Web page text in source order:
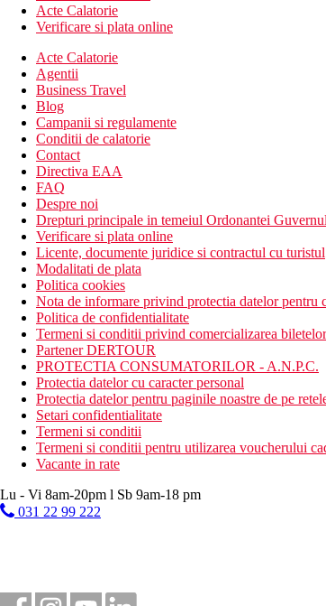
Acte Calatorie
Verificare si plata online
Acte Calatorie
Agentii
Business Travel
Blog
Campanii si regulamente
Conditii de calatorie
Contact
Directiva EAA
FAQ
Despre noi
Drepturi principale in temeiul Ordonantei
Verificare si plata online
Licente, documente juridice si contractul cu turistul
Modalitati de plata
Politica cookies
Nota de informare privind protectia datelor pentru
Politica de confidentialitate
Termeni si conditii privind comercializarea
Partener DERTOUR
PROTECTIA CONSUMATORILOR - A.N.P.C.
Protectia datelor cu caracter personal
Protectia datelor pentru paginile noastre de pe
Setari confidentialitate
Termeni si conditii
Termeni si conditii pentru utilizarea voucherului
Vacante in rate
Lu - Vi 8am-20pm l Sb 9am-18 pm
031 22 99 222